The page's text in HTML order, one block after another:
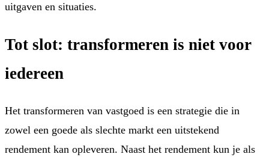
uitgaven en situaties.
Tot slot: transformeren is niet voor
iedereen
Het transformeren van vastgoed is een strategie die in
zowel een goede als slechte markt een uitstekend
rendement kan opleveren. Naast het rendement kun je als